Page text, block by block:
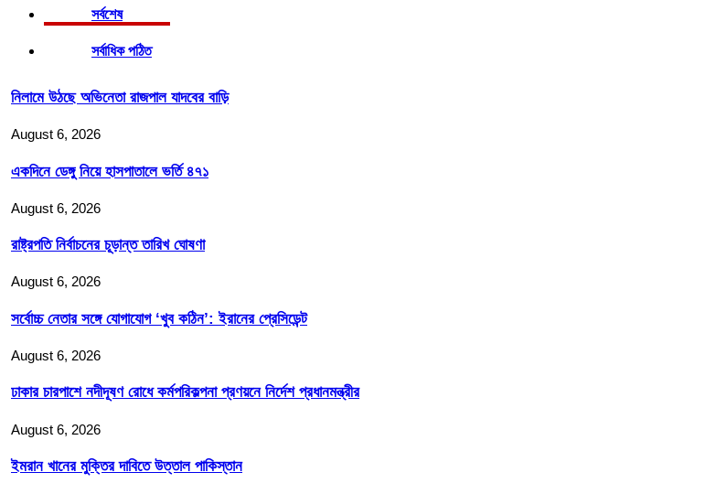
সর্বশেষ
সর্বাধিক পঠিত
নিলামে উঠছে অভিনেতা রাজপাল যাদবের বাড়ি
August 6, 2026
একদিনে ডেঙ্গু নিয়ে হাসপাতালে ভর্তি ৪৭১
August 6, 2026
রাষ্ট্রপতি নির্বাচনের চূড়ান্ত তারিখ ঘোষণা
August 6, 2026
সর্বোচ্চ নেতার সঙ্গে যোগাযোগ ‘খুব কঠিন’: ইরানের প্রেসিডেন্ট
August 6, 2026
ঢাকার চারপাশে নদীদূষণ রোধে কর্মপরিকল্পনা প্রণয়নে নির্দেশ প্রধানমন্ত্রীর
August 6, 2026
ইমরান খানের মুক্তির দাবিতে উত্তাল পাকিস্তান